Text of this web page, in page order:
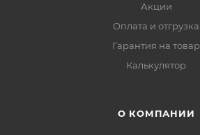
Акции
Оплата и отгрузка
Гарантия на товар
Калькулятор
О КОМПАНИИ